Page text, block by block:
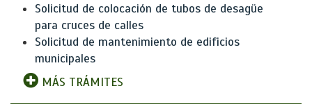
Solicitud de colocación de tubos de desagüe
para cruces de calles
Solicitud de mantenimiento de edificios
municipales
MÁS TRÁMITES